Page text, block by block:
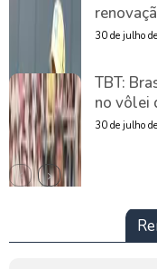
30 de julho
TBT:
no vôlei
30 de julho